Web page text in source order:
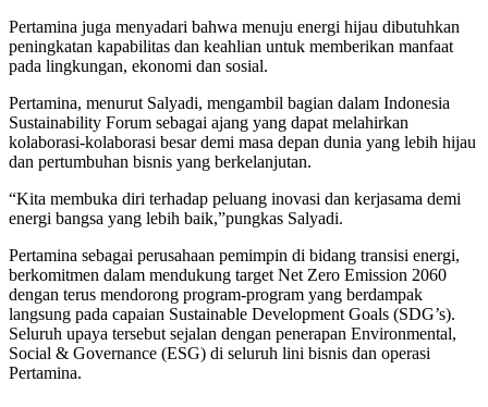
Pertamina juga menyadari bahwa menuju energi hijau dibutuhkan
peningkatan kapabilitas dan keahlian untuk memberikan manfaat
pada lingkungan, ekonomi dan sosial.
Pertamina, menurut Salyadi, mengambil bagian dalam Indonesia
Sustainability Forum sebagai ajang yang dapat melahirkan
kolaborasi-kolaborasi besar demi masa depan dunia yang lebih hijau
dan pertumbuhan bisnis yang berkelanjutan.
“Kita membuka diri terhadap peluang inovasi dan kerjasama demi
energi bangsa yang lebih baik,”pungkas Salyadi.
Pertamina sebagai perusahaan pemimpin di bidang transisi energi,
berkomitmen dalam mendukung target Net Zero Emission 2060
dengan terus mendorong program-program yang berdampak
langsung pada capaian Sustainable Development Goals (SDG’s).
Seluruh upaya tersebut sejalan dengan penerapan Environmental,
Social & Governance (ESG) di seluruh lini bisnis dan operasi
Pertamina.